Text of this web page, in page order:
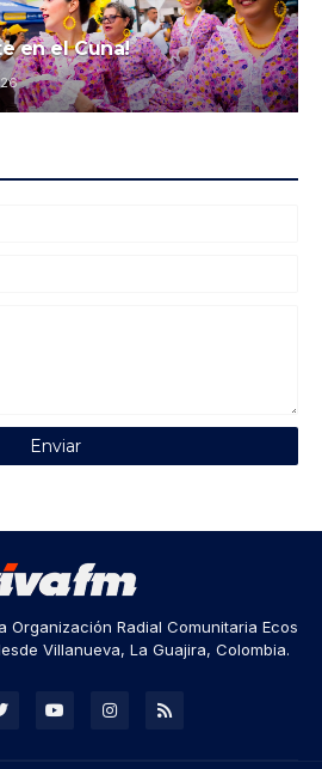
en el Cuna!
Organización Radial Comunitaria Ecos
Villanueva, La Guajira, Colombia.